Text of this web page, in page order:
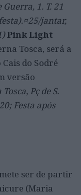
1. T. 21
jantar,
Pink Light
Tosca, será a
do Sodré
versão
Pç de S.
Festa após
ser de partir
(Maria